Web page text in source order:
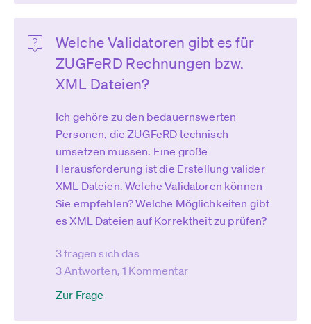
Welche Validatoren gibt es für
ZUGFeRD Rechnungen bzw.
XML Dateien?
Ich gehöre zu den bedauernswerten
Personen, die ZUGFeRD technisch
umsetzen müssen. Eine große
Herausforderung ist die Erstellung valider
XML Dateien. Welche Validatoren können
Sie empfehlen? Welche Möglichkeiten gibt
es XML Dateien auf Korrektheit zu prüfen?
3 fragen sich das
3 Antworten, 1 Kommentar
Zur Frage